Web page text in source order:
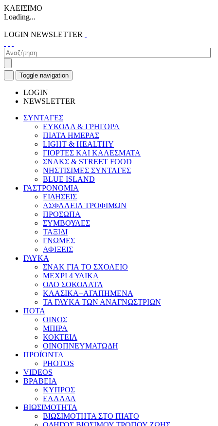
ΚΛΕΙΣΙΜΟ
Loading...
LOGIN NEWSLETTER
Toggle navigation
LOGIN
NEWSLETTER
ΣΥΝΤΑΓΕΣ
ΕΥΚΟΛΑ & ΓΡΗΓΟΡΑ
ΠΙΑΤΑ ΗΜΕΡΑΣ
LIGHT & HEALTHY
ΓΙΟΡΤΕΣ ΚΑΙ ΚΑΛΕΣΜΑΤΑ
ΣΝΑΚΣ & STREET FOOD
ΝΗΣΤΙΣΙΜΕΣ ΣΥΝΤΑΓΕΣ
BLUE ISLAND
ΓΑΣΤΡΟΝΟΜΙΑ
ΕΙΔΗΣΕΙΣ
ΑΣΦΑΛΕΙΑ ΤΡΟΦΙΜΩΝ
ΠΡΟΣΩΠΑ
ΣΥΜΒΟΥΛΕΣ
ΤΑΞΙΔΙ
ΓΝΩΜΕΣ
ΑΦΙΞΕΙΣ
ΓΛΥΚΑ
ΣΝΑΚ ΓΙΑ ΤΟ ΣΧΟΛΕΙΟ
ΜΕΧΡΙ 4 ΥΛΙΚΑ
ΟΛΟ ΣΟΚΟΛΑΤΑ
ΚΛΑΣΙΚΑ+ΑΓΑΠΗΜΕΝΑ
ΤΑ ΓΛΥΚΑ ΤΩΝ ΑΝΑΓΝΩΣΤΡΙΩΝ
ΠΟΤΑ
ΟΙΝΟΣ
ΜΠΙΡΑ
ΚΟΚΤΕΙΛ
ΟΙΝΟΠΝΕΥΜΑΤΩΔΗ
ΠΡΟΪΟΝΤΑ
PHOTOS
VIDEOS
ΒΡΑΒΕΙΑ
ΚΥΠΡΟΣ
ΕΛΛΑΔΑ
ΒΙΩΣΙΜΟΤΗΤΑ
ΒΙΩΣΙΜΟΤΗΤΑ ΣΤΟ ΠΙΑΤΟ